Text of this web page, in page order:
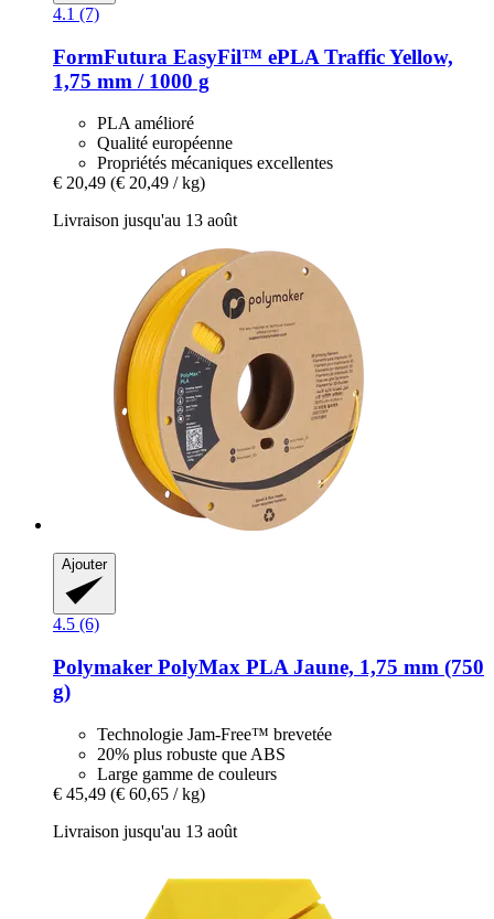
4.1 (7)
FormFutura EasyFil™ ePLA Traffic Yellow,
1,75 mm / 1000 g
PLA amélioré
Qualité européenne
Propriétés mécaniques excellentes
€ 20,49 (€ 20,49 / kg)
Livraison jusqu'au 13 août
Ajouter
4.5 (6)
Polymaker PolyMax PLA Jaune, 1,75 mm (750
g)
Technologie Jam-Free™ brevetée
20% plus robuste que ABS
Large gamme de couleurs
€ 45,49 (€ 60,65 / kg)
Livraison jusqu'au 13 août